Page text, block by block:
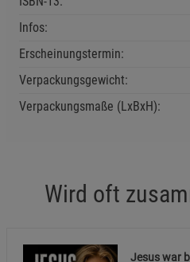
Infos:
Erscheinungstermin:
Verpackungsgewicht:
Verpackungsmaße (LxBxH):
Wird oft
Jesus war
Beschreibung Notwendige Cookies
Statistik Cookies (1)
Beschreibung Statistik Cookies
Marketing Cookies
Beschreibung Marketing Cookies